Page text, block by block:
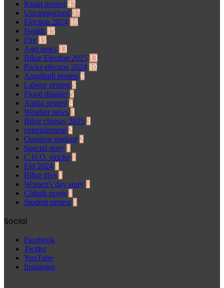
Kisan protest 47
Uncategorized 37
Election 2024 16
Health 15
Fire 15
Agri news 13
Bihar Election 2025 13
Packs election 2024 10
Angnbadi protest 6
Labour protest 5
Flood disaster 5
Aasha protest 4
Weather news 3
Bihar chunav 2025 3
entertainment 2
Opration sindoor 2
Special story 1
C.H.O. stricke 1
Eid 2024 1
Bihar divs 1
Women's day story 1
Chhath pooja 1
Student protest 1
Social
Facebook
Twitter
YouTube
Instagram